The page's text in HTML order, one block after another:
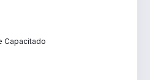
Capacitado